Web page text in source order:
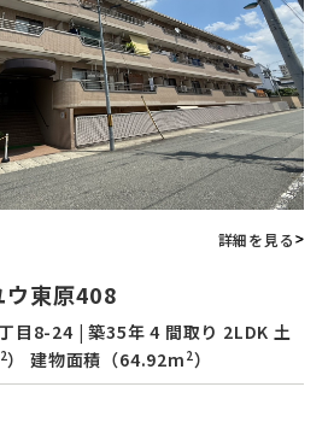
詳細を見る
ウ東原408
目8-24 | 築35年 4 間取り 2LDK 土
2） 建物面積（64.92m 2）